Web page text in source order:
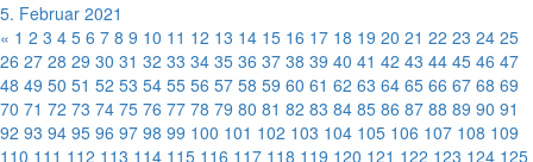
5. Februar 2021
« 1 2 3 4 5 6 7 8 9 10 11 12 13 14 15 16 17 18 19 20 21 22 23 24 25
26 27 28 29 30 31 32 33 34 35 36 37 38 39 40 41 42 43 44 45 46 47
48 49 50 51 52 53 54 55 56 57 58 59 60 61 62 63 64 65 66 67 68 69
70 71 72 73 74 75 76 77 78 79 80 81 82 83 84 85 86 87 88 89 90 91
92 93 94 95 96 97 98 99 100 101 102 103 104 105 106 107 108 109
110 111 112 113 114 115 116 117 118 119 120 121 122 123 124 125